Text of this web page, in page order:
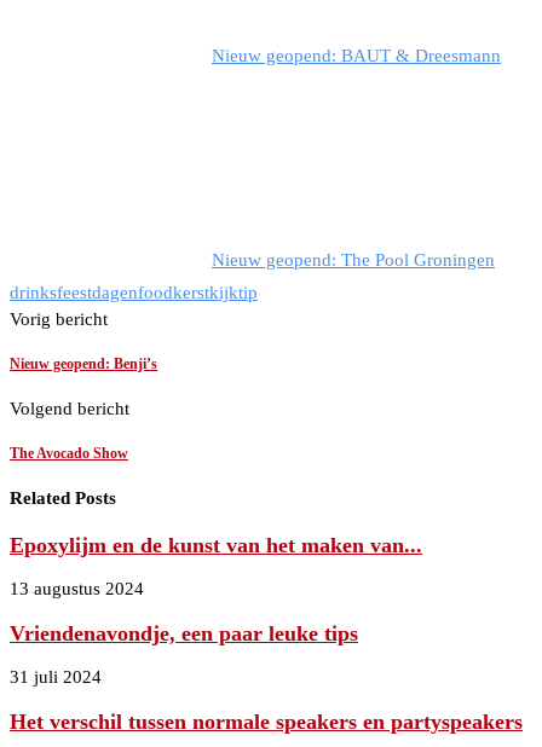
Nieuw geopend: BAUT & Dreesmann
Nieuw geopend: The Pool Groningen
drinksfeestdagenfoodkerstkijktip
Vorig bericht
Nieuw geopend: Benji’s
Volgend bericht
The Avocado Show
Related Posts
Epoxylijm en de kunst van het maken van...
13 augustus 2024
Vriendenavondje, een paar leuke tips
31 juli 2024
Het verschil tussen normale speakers en partyspeakers